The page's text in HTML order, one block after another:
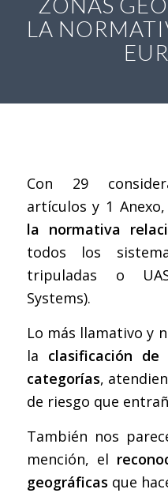
LA
Con 29
artículos y 1 Anexo,
la normativa
todos los
tripuladas o
Systems).
Lo más llamativo y
la clasificación
categorías,
de riesgo que
También nos
mención, el
geográficas que